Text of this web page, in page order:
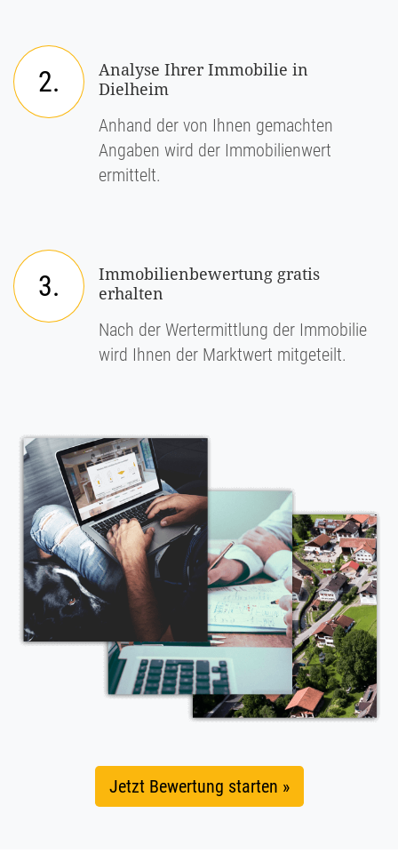
2.
Analyse Ihrer Immobilie in
Dielheim
Anhand der von Ihnen gemachten
Angaben wird der Immobilienwert
ermittelt.
3.
Immobilienbewertung gratis
erhalten
Nach der Wertermittlung der Immobilie
wird Ihnen der Marktwert mitgeteilt.
Jetzt Bewertung starten »